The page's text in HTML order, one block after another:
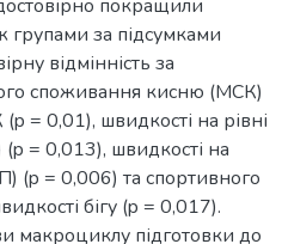
покращили
групами за підсумками
відмінність за
споживання кисню (МСК)
= 0,01), швидкості на рівні
= 0,013), швидкості на
(p = 0,006) та спортивного
бігу (p = 0,017).
макроциклу підготовки до